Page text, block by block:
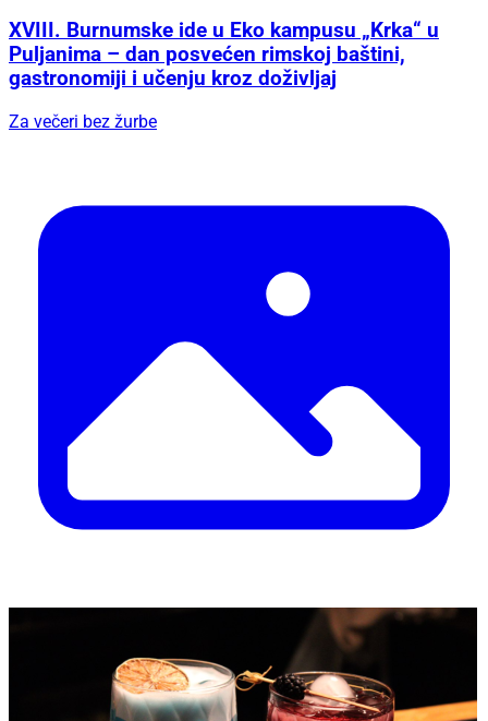
XVIII. Burnumske ide u Eko kampusu „Krka“ u
Puljanima – dan posvećen rimskoj baštini,
gastronomiji i učenju kroz doživljaj
Za večeri bez žurbe